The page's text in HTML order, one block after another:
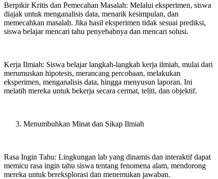
Berpikir Kritis dan Pemecahan Masalah: Melalui eksperimen, siswa
diajak untuk menganalisis data, menarik kesimpulan, dan
memecahkan masalah. Jika hasil eksperimen tidak sesuai prediksi,
siswa belajar mencari tahu penyebabnya dan mencari solusi.
Kerja Ilmiah: Siswa belajar langkah-langkah kerja ilmiah, mulai dari
merumuskan hipotesis, merancang percobaan, melakukan
eksperimen, menganalisis data, hingga menyusun laporan. Ini
melatih mereka untuk bekerja secara cermat, teliti, dan objektif.
Menumbuhkan Minat dan Sikap Ilmiah
Rasa Ingin Tahu: Lingkungan lab yang dinamis dan interaktif dapat
memicu rasa ingin tahu siswa tentang fenomena alam, mendorong
mereka untuk bereksplorasi dan menemukan jawaban.